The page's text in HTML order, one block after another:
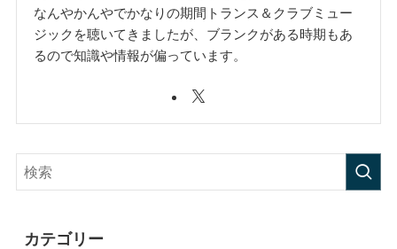
なんやかんやでかなりの期間トランス＆クラブミュー
ジックを聴いてきましたが、ブランクがある時期もあ
るので知識や情報が偏っています。
カテゴリー